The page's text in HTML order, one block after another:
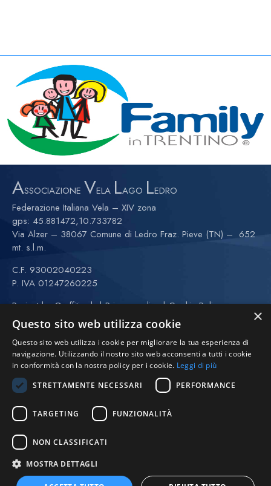
ASSOCIAZIONE VELA LAGO LEDRO
Federazione Italiana Vela – XIV zona
gps: 45.881472,10.733782
Via Alzer – 38067 Comune di Ledro Fraz. Pieve (TN) – 652
mt. s.l.m.
C.F. 93002040223
P. IVA 01247260225
Project byGraffitiweb|Privacy policy|Cookie Policy
CONTATTI
+39 389 6261480
+39 370 3443323 (Anna)
(maggio-settembre)
vela@avll.it
scuolavela@avll.it
×
Questo sito web utilizza cookie
Questo sito web utilizza i cookie per migliorare la tua esperienza di
navigazione. Utilizzando il nostro sito web acconsenti a tutti i cookie
in conformità con la nostra policy per i cookie. Leggi di più
STRETTAMENTE NECESSARI
PERFORMANCE
TARGETING FUNZIONALITÀ
NON CLASSIFICATI
MOSTRA DETTAGLI